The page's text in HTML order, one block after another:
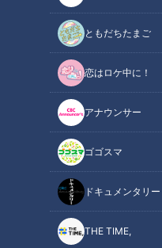
ともだちたまご
恋はロケ中に！
アナウンサー
ゴゴスマ
ドキュメンタリー
THE TIME,
CBCテレビ：画像「デララバ」
この記事の画像（全6枚）